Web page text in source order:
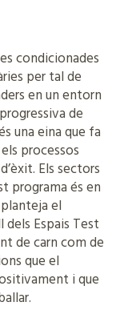
condicionades
per tal de
en un entorn
de
una eina que fa
processos
Els sectors
programa és en
el
Espais Test
de carn com de
que el
i que